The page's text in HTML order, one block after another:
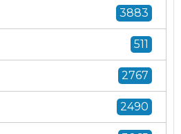
3883
511
2767
2490